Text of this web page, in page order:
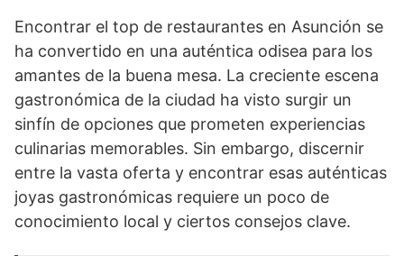
Encontrar el top de restaurantes en Asunción se
ha convertido en una auténtica odisea para los
amantes de la buena mesa. La creciente escena
gastronómica de la ciudad ha visto surgir un
sinfín de opciones que prometen experiencias
culinarias memorables. Sin embargo, discernir
entre la vasta oferta y encontrar esas auténticas
joyas gastronómicas requiere un poco de
conocimiento local y ciertos consejos clave.